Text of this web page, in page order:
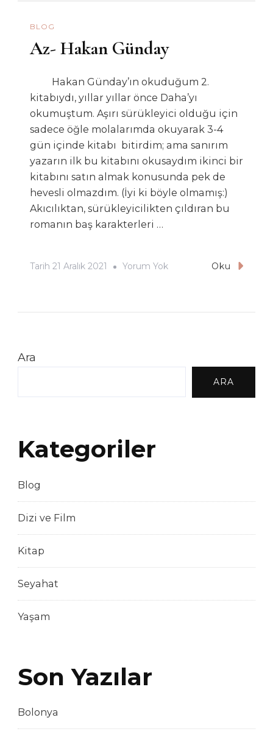
BLOG
Az- Hakan Günday
Hakan Günday’ın okuduğum 2.
kitabıydı, yıllar yıllar önce Daha’yı
okumuştum. Aşırı sürükleyici olduğu için
sadece öğle molalarımda okuyarak 3-4
gün içinde kitabı bitirdim; ama sanırım
yazarın ilk bu kitabını okusaydım ikinci bir
kitabını satın almak konusunda pek de
hevesli olmazdım. (İyi ki böyle olmamış:)
Akıcılıktan, sürükleyicilikten çıldıran bu
romanın baş karakterleri …
Tarih 21 Aralık 2021 Yorum YokAz-
Oku
Ara
ARA
Kategoriler
Blog
Dizi ve Film
Kitap
Seyahat
Yaşam
Son Yazılar
Bolonya